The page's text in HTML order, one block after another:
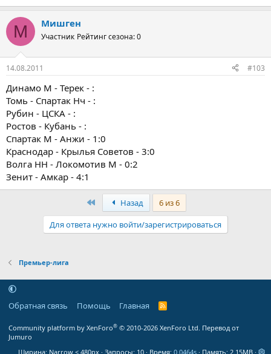
М Мишген
Участник Рейтинг сезона: 0
14.08.2011 #103
Динамо М - Терек - :
Томь - Спартак Нч - :
Рубин - ЦСКА - :
Ростов - Кубань - :
Спартак М - Анжи - 1:0
Краснодар - Крылья Советов - 3:0
Волга НН - Локомотив М - 0:2
Зенит - Амкар - 4:1
ПервыйНазад
6 из 6
Для ответа нужно войти/зарегистрироваться
Премьер-лига
Обратная связь Помощь Главная
R
Community platform by XenForo® © 2010-2026 XenForo Ltd. Перевод от
Jumuro
Ширина
Запросы 10 Время 0.0464s Память 2.15MB